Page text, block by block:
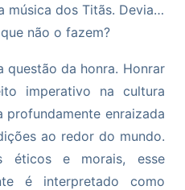
música dos Titãs. Devia…
não o fazem?
questão da honra. Honrar
imperativo na cultura
profundamente enraizada
ao redor do mundo.
éticos e morais, esse
é interpretado como